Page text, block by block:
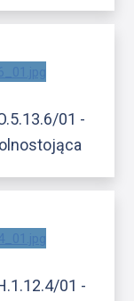
01 -
01 -